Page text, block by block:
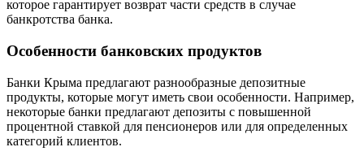
которое гарантирует возврат части средств в случае
банкротства банка.
Особенности банковских продуктов
Банки Крыма предлагают разнообразные депозитные
продукты, которые могут иметь свои особенности. Например,
некоторые банки предлагают депозиты с повышенной
процентной ставкой для пенсионеров или для определенных
категорий клиентов.